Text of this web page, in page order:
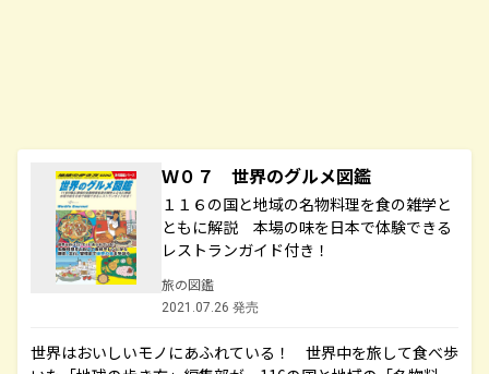
Ｗ０７ 世界のグルメ図鑑
１１６の国と地域の名物料理を食の雑学と
ともに解説 本場の味を日本で体験できる
レストランガイド付き！
旅の図鑑
2021.07.26 発売
世界はおいしいモノにあふれている！ 世界中を旅して食べ歩